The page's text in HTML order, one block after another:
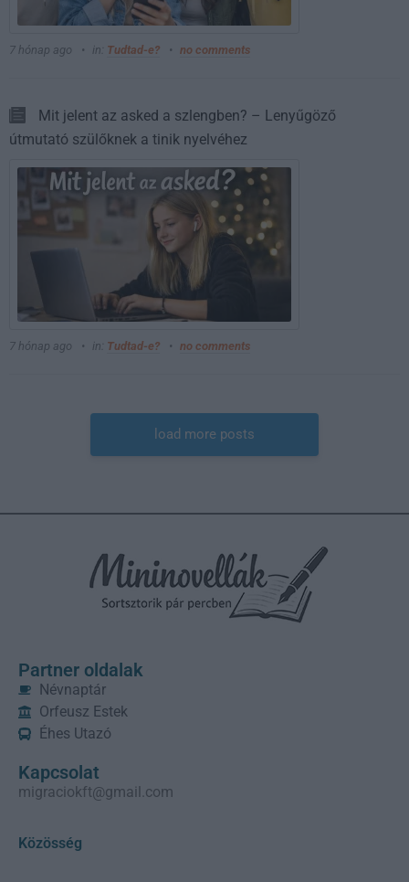
7 hónap ago in: Tudtad-e? no comments
Mit jelent az asked a szlengben? – Lenyűgöző
útmutató szülőknek a tinik nyelvéhez
7 hónap ago in: Tudtad-e? no comments
load more posts
Partner oldalak
Névnaptár
Orfeusz Estek
Éhes Utazó
Kapcsolat
migraciokft@gmail.com
Közösség